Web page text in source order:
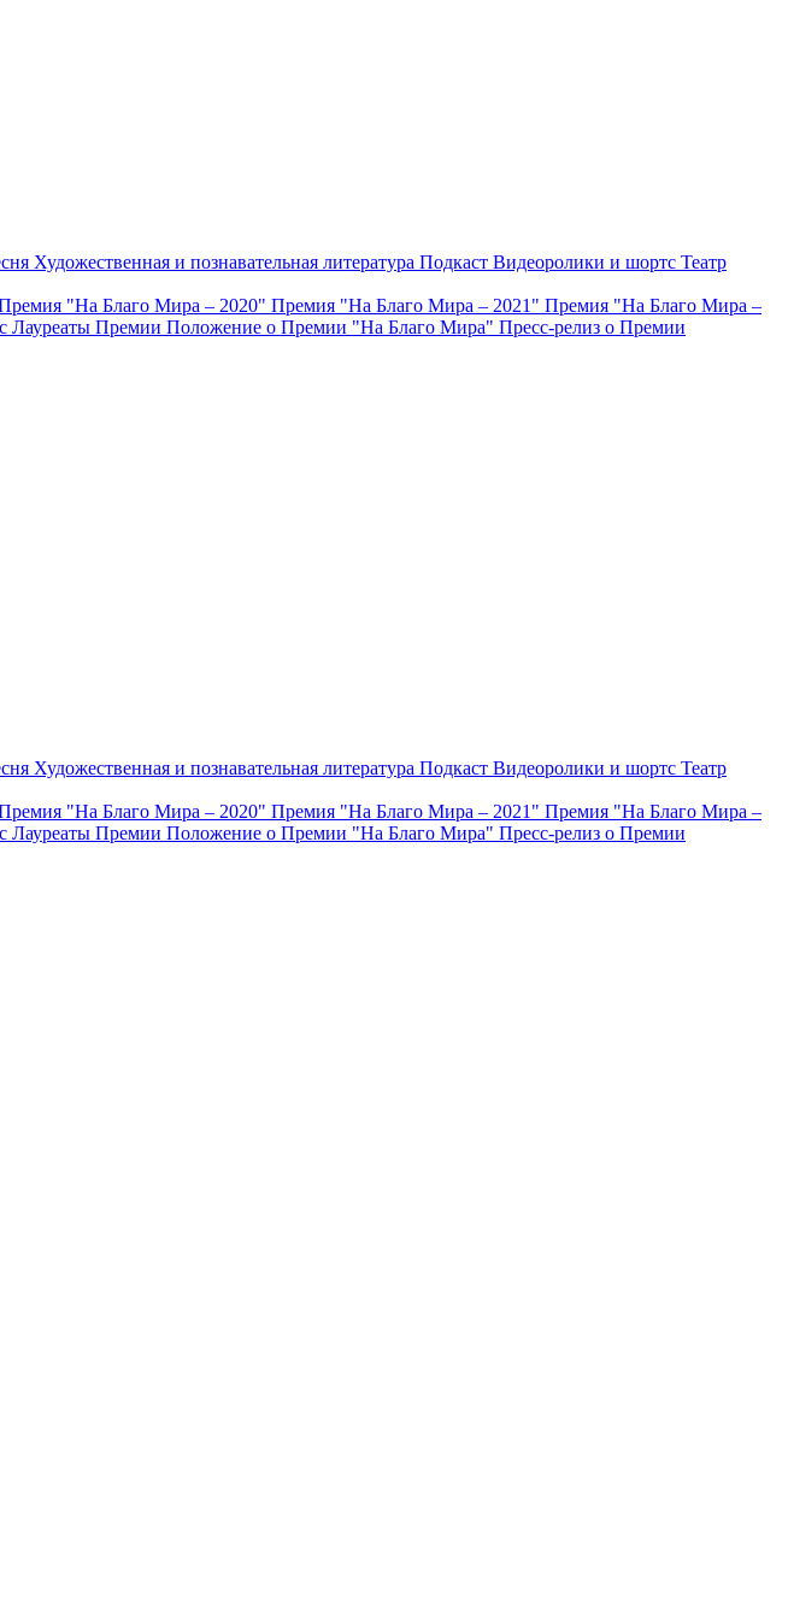
Художественная и познавательная литература Подкаст Видеоролики и шортс Театр
"На Благо Мира – 2020" Премия "На Благо Мира – 2021" Премия "На Благо Мира –
Лауреаты Премии Положение о Премии "На Благо Мира" Пресс-релиз о Премии
Художественная и познавательная литература Подкаст Видеоролики и шортс Театр
"На Благо Мира – 2020" Премия "На Благо Мира – 2021" Премия "На Благо Мира –
Лауреаты Премии Положение о Премии "На Благо Мира" Пресс-релиз о Премии